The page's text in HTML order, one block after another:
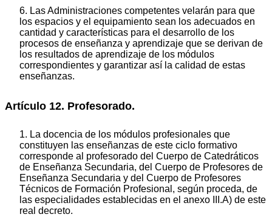
6. Las Administraciones competentes velarán para que
los espacios y el equipamiento sean los adecuados en
cantidad y características para el desarrollo de los
procesos de enseñanza y aprendizaje que se derivan de
los resultados de aprendizaje de los módulos
correspondientes y garantizar así la calidad de estas
enseñanzas.
Artículo 12. Profesorado.
1. La docencia de los módulos profesionales que
constituyen las enseñanzas de este ciclo formativo
corresponde al profesorado del Cuerpo de Catedráticos
de Enseñanza Secundaria, del Cuerpo de Profesores de
Enseñanza Secundaria y del Cuerpo de Profesores
Técnicos de Formación Profesional, según proceda, de
las especialidades establecidas en el anexo III.A) de este
real decreto.